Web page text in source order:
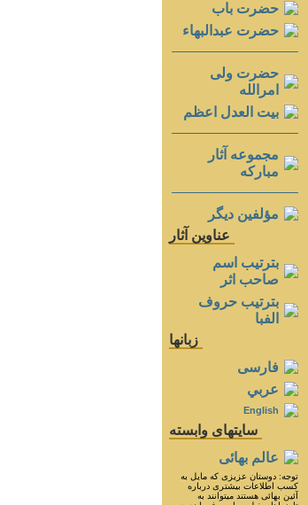
حضرت باب
حضرت عبدالبهاء
حضرت ولی
امرالله
بيت العدل اعظم
مجموعه آثار
مباركه
مؤلفين ديگر
عناوين آثار
بترتيب اسم
صاحب اثر
بترتيب حروف
الفبا
زبانها
فارسی
عربي
English
سايتهای وابسته
عالم بهائی
توجه: دوستان عزيزى كه مايل به
كسب اطلاعات بيشترى درباره
آئين بهائى هستند ميتوانند به